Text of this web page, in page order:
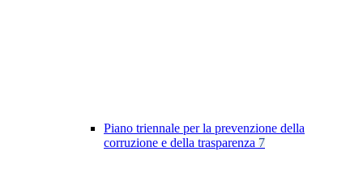
Piano triennale per la prevenzione della
corruzione e della trasparenza 7